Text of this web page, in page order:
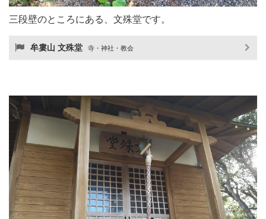
三段壁のところにある、文殊堂です。
牟婁山 文殊堂 寺・神社・教会